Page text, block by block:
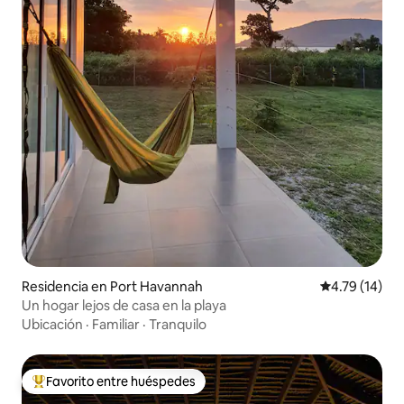
Residencia en Port Havannah Calificación
4.79 (14)
Un hogar lejos de casa en la playa
Ubicación · Familiar · Tranquilo
De los mejores en Favorito entre huéspedes
Favorito entre huéspedes